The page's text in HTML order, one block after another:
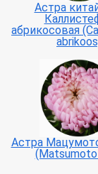
Астра
абрикосовая
Астра
(Matsumoto